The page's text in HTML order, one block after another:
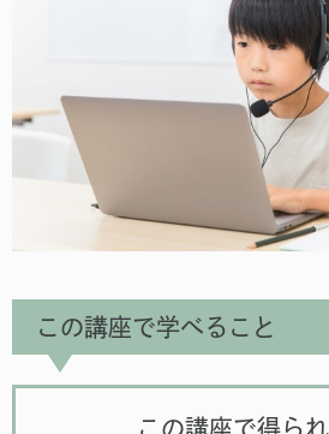
この講座で学べること
この講座で得ら